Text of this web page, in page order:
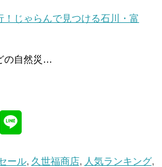
じゃらんで見つける石川・富
の自然災…
ール, 久世福商店, 人気ランキング,